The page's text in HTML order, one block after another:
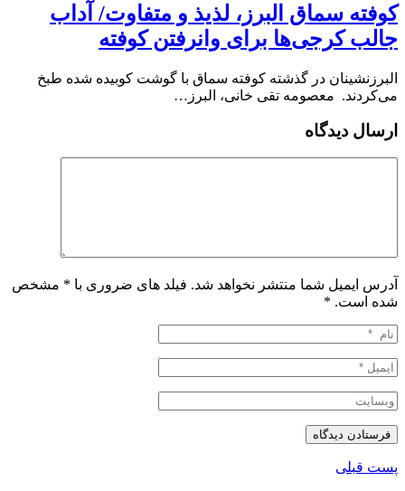
کوفته سماق البرز، لذیذ و متفاوت/ آداب
جالب کرجی‌ها برای وانرفتن کوفته
البرزنشینان در گذشته کوفته سماق با گوشت کوبیده شده طبخ
می‌کردند. معصومه تقی خانی، البرز…
ارسال دیدگاه
آدرس ایمیل شما منتشر نخواهد شد. فیلد های ضروری با * مشخص
شده است. *
پست قبلی